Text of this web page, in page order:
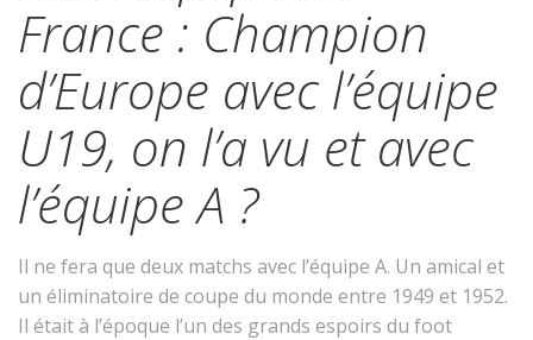
France : Champion
d’Europe avec l’équipe
U19, on l’a vu et avec
l’équipe A ?
Il ne fera que deux matchs avec l’équipe A. Un amical et
un éliminatoire de coupe du monde entre 1949 et 1952.
Il était à l’époque l’un des grands espoirs du foot